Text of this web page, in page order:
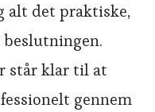
alt det praktiske,
står klar til at
gennem